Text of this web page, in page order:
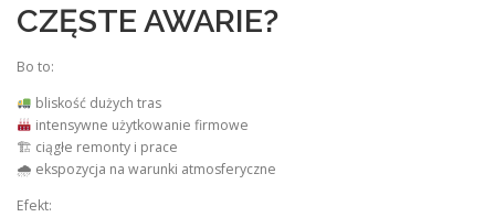
CZĘSTE AWARIE?
Bo to:
bliskość dużych tras
intensywne użytkowanie firmowe
🏗 ciągłe remonty i prace
🌧 ekspozycja na warunki atmosferyczne
Efekt: